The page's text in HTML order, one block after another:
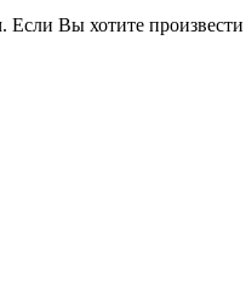
Вы хотите